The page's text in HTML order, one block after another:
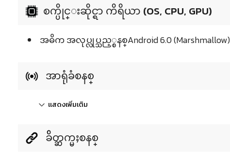
စက္ပိုင္းဆိုင္ရာ ကိရိယာ (OS, CPU, GPU)
အဓိက အလုပ္လုပ္သည့္စနစ္Android 6.0 (Marshmallow)
အာရုံခံစနစ္
แสดงเพิ่มเติม
ခ်ိတ္ဆက္မႈစနစ္